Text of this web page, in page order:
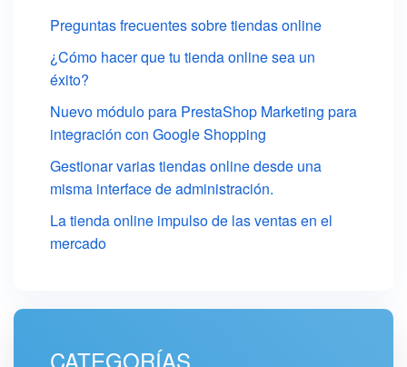
Preguntas frecuentes sobre tiendas online
¿Cómo hacer que tu tienda online sea un
éxito?
Nuevo módulo para PrestaShop Marketing para
integración con Google Shopping
Gestionar varias tiendas online desde una
misma interface de administración.
La tienda online impulso de las ventas en el
mercado
CATEGORÍAS